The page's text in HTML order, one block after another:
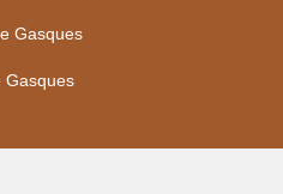
Gasques
Gasques